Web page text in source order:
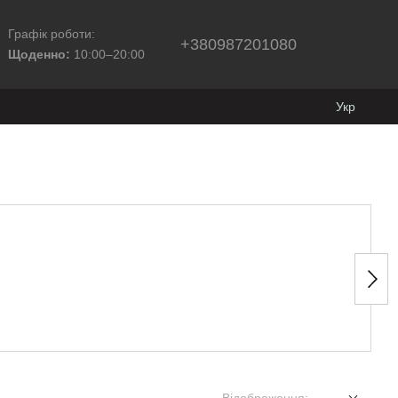
Графік роботи:
Щоденно: 10:00–20:00
+380987201080
Укр